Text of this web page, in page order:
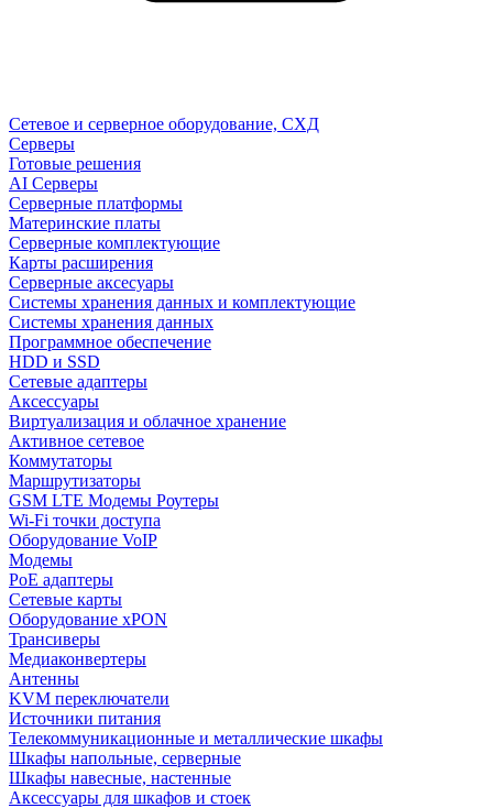
Сетевое и серверное оборудование, СХД
Cерверы
Готовые решения
AI Серверы
Серверные платформы
Материнские платы
Серверные комплектующие
Карты расширения
Серверные аксесуары
Системы хранения данных и комплектующие
Системы хранения данных
Программное обеспечение
HDD и SSD
Сетевые адаптеры
Аксессуары
Виртуализация и облачное хранение
Активное сетевое
Коммутаторы
Маршрутизаторы
GSM LTE Модемы Роутеры
Wi-Fi точки доступа
Оборудование VoIP
Модемы
PoE адаптеры
Сетевые карты
Оборудование xPON
Трансиверы
Медиаконвертеры
Антенны
KVM переключатели
Источники питания
Телекоммуникационные и металлические шкафы
Шкафы напольные, серверные
Шкафы навесные, настенные
Аксессуары для шкафов и стоек